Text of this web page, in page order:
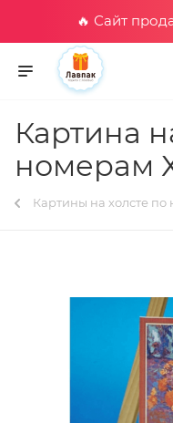
🔥 Сайт
Картина
номерам
Картины на холсте